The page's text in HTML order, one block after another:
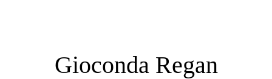
Gioconda Regan